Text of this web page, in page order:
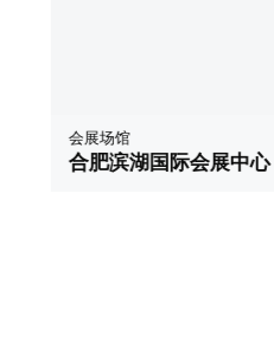
会展场馆
合肥滨湖国际会展中心